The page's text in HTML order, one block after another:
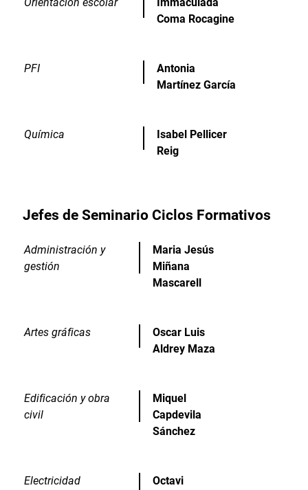
Coma Rocagine
PFI
Antonia
Martínez García
Química
Isabel Pellicer
Reig
Jefes de Seminario Ciclos Formativos
Administración y
gestión
Maria Jesús
Miñana
Mascarell
Artes gráficas
Oscar Luis
Aldrey Maza
Edificación y obra
civil
Miquel
Capdevila
Sánchez
Electricidad
Octavi